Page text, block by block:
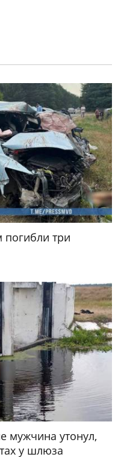
погибли три
мужчина утонул,
у шлюза